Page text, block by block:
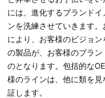
には、進化するブランド
ンを洗練させていきます
により、お客様のビジョ
の製品が、お客様のブラ
のとなります。包括的な
様のラインは、他に類を
証します。